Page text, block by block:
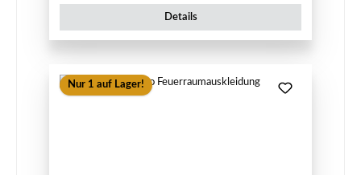
Details
Nur 1 auf Lager!